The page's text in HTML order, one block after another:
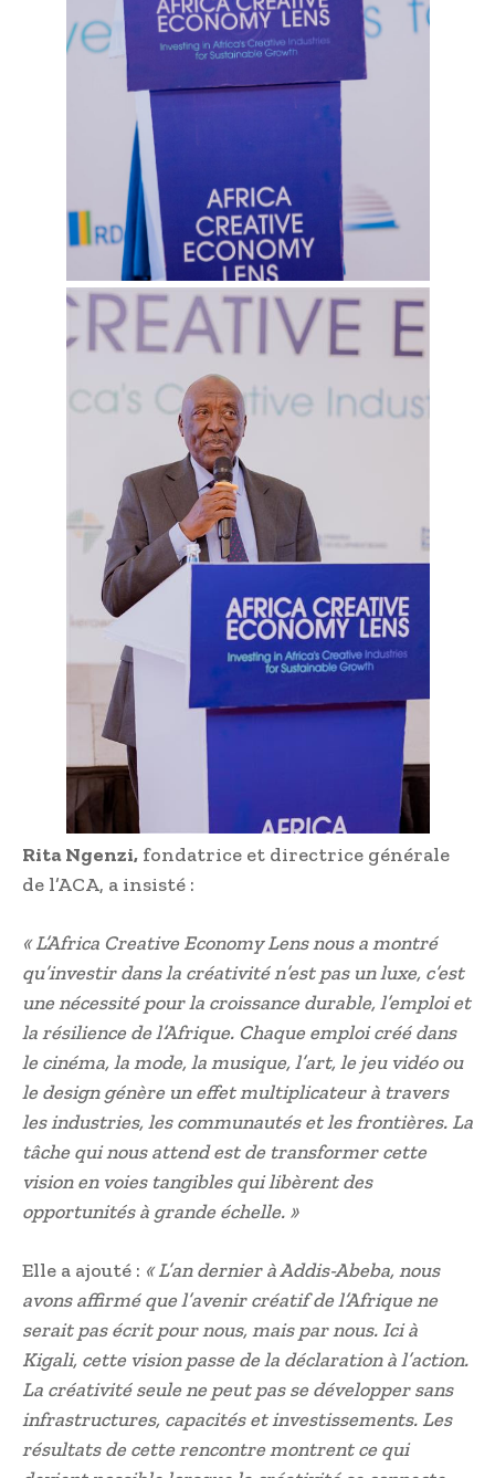
Rita Ngenzi, fondatrice et directrice générale
de l’ACA, a insisté :
« L’Africa Creative Economy Lens nous a montré
qu’investir dans la créativité n’est pas un luxe, c’est
une nécessité pour la croissance durable, l’emploi et
la résilience de l’Afrique. Chaque emploi créé dans
le cinéma, la mode, la musique, l’art, le jeu vidéo ou
le design génère un effet multiplicateur à travers
les industries, les communautés et les frontières. La
tâche qui nous attend est de transformer cette
vision en voies tangibles qui libèrent des
opportunités à grande échelle. »
Elle a ajouté : « L’an dernier à Addis-Abeba, nous
avons affirmé que l’avenir créatif de l’Afrique ne
serait pas écrit pour nous, mais par nous. Ici à
Kigali, cette vision passe de la déclaration à l’action.
La créativité seule ne peut pas se développer sans
infrastructures, capacités et investissements. Les
résultats de cette rencontre montrent ce qui